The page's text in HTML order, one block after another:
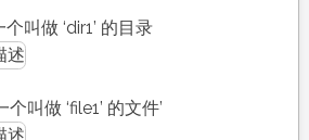
叫做 ‘dir1’ 的目录
叫做 ‘file1’ 的文件’